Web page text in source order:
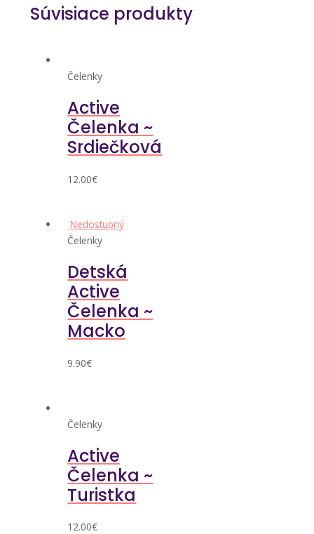
Súvisiace produkty
Čelenky
Active
Čelenka ~
Srdiečková
12.00€
Nedostupný
Čelenky
Detská
Active
Čelenka ~
Macko
9.90€
Čelenky
Active
Čelenka ~
Turistka
12.00€